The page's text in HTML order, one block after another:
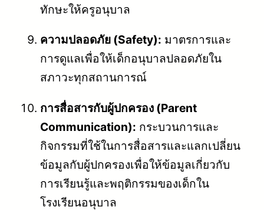
ทักษะให้ครูอนุบาล
ความปลอดภัย (Safety): มาตรการและ
การดูแลเพื่อให้เด็กอนุบาลปลอดภัยใน
สภาวะทุกสถานการณ์
การสื่อสารกับผู้ปกครอง (Parent
Communication): กระบวนการและ
กิจกรรมที่ใช้ในการสื่อสารและแลกเปลี่ยน
ข้อมูลกับผู้ปกครองเพื่อให้ข้อมูลเกี่ยวกับ
การเรียนรู้และพฤติกรรมของเด็กใน
โรงเรียนอนุบาล